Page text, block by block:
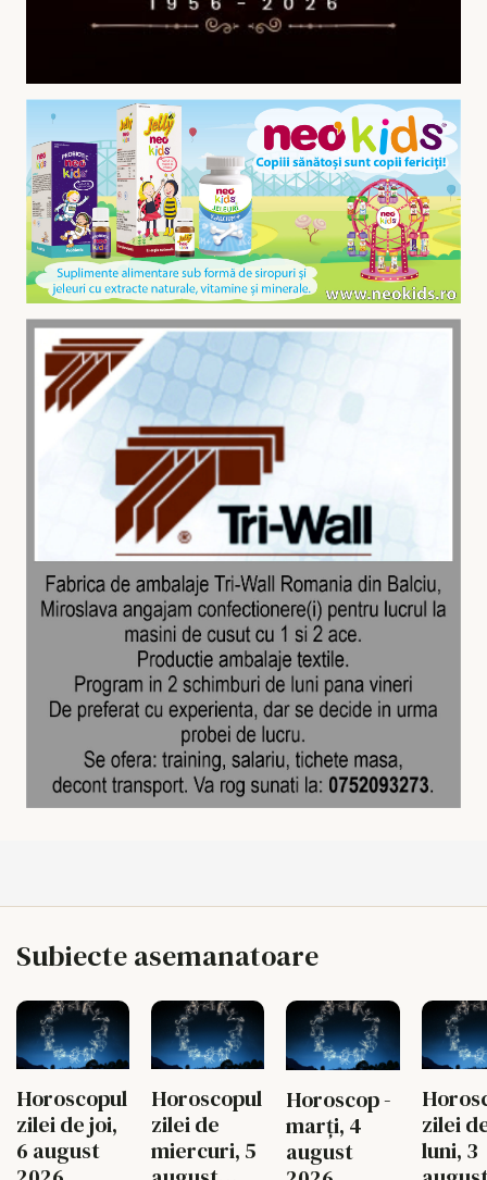
Subiecte asemanatoare
Horoscopul
zilei de joi,
6 august
Horoscopul
zilei de
miercuri, 5
Horoscop -
marți, 4
august
zilei
luni, 3